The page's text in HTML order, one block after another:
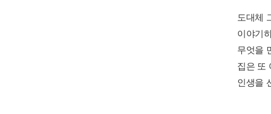
도대체
이야기
무엇을
집은 또
인생을